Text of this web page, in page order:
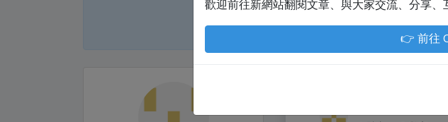
尤川豪
Enoxs
歡迎前往新網站翻閱文章、與大家交流、分享、
👉 前往